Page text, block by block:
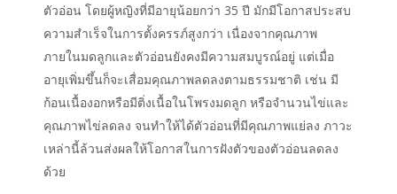
ตัวอ่อน โดยผู้หญิงที่มีอายุน้อยกว่า 35 ปี มักมีโอกาสประสบ
ความสำเร็จในการตั้งครรภ์สูงกว่า เนื่องจากคุณภาพ
ภายในมดลูกและตัวอ่อนยังคงมีความสมบูรณ์อยู่ แต่เมื่อ
อายุเพิ่มขึ้นก็จะเสื่อมคุณภาพลดลงตามธรรมชาติ เช่น มี
ก้อนเนื้องอกหรือมีติ่งเนื้อในโพรงมดลูก หรือจำนวนไข่และ
คุณภาพไข่ลดลง จนทำให้ได้ตัวอ่อนที่มีคุณภาพแย่ลง ภาวะ
เหล่านี้ล้วนส่งผลให้โอกาสในการฝังตัวของตัวอ่อนลดลง
ด้วย